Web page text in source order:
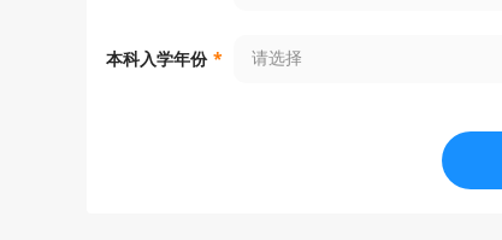
本科入学年份 * 请选择